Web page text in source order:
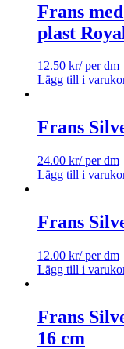
Frans
plast
12.50 kr/ per dm
Lägg till i
Frans
24.00 kr/ per dm
Lägg till i
Frans
12.00 kr/ per dm
Lägg till i
Frans
16 cm